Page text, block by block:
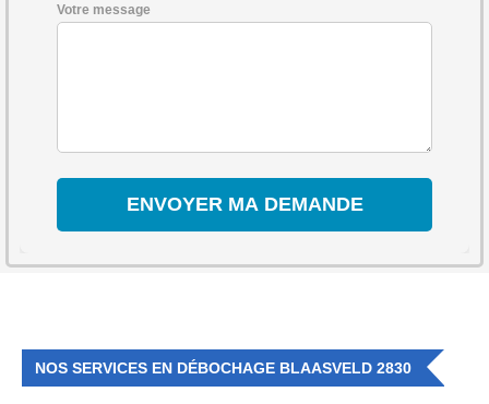
Votre message
NOS SERVICES EN DÉBOCHAGE BLAASVELD 2830